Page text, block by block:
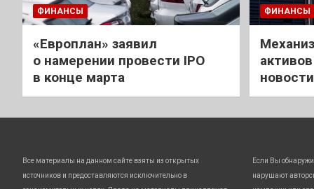
ФИНАНСЫ
«Европлан» заявил
о намерении провести IPO
в конце марта
ФИНАНСЫ
Все материалы на данном сайте взяты из открытых
источников и предоставляются исключительно в
Если Вы
нарушают